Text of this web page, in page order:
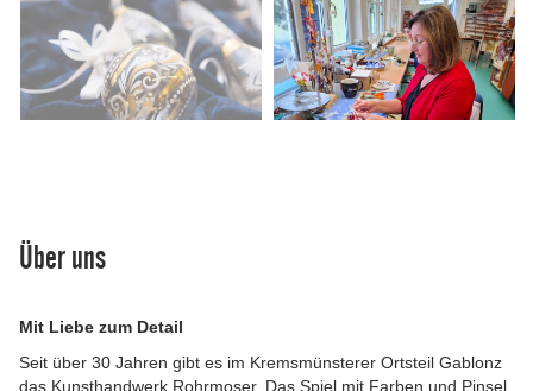
Über uns
Mit Liebe zum Detail
Seit über 30 Jahren gibt es im Kremsmünsterer Ortsteil Gablonz
das Kunsthandwerk Rohrmoser. Das Spiel mit Farben und Pinsel